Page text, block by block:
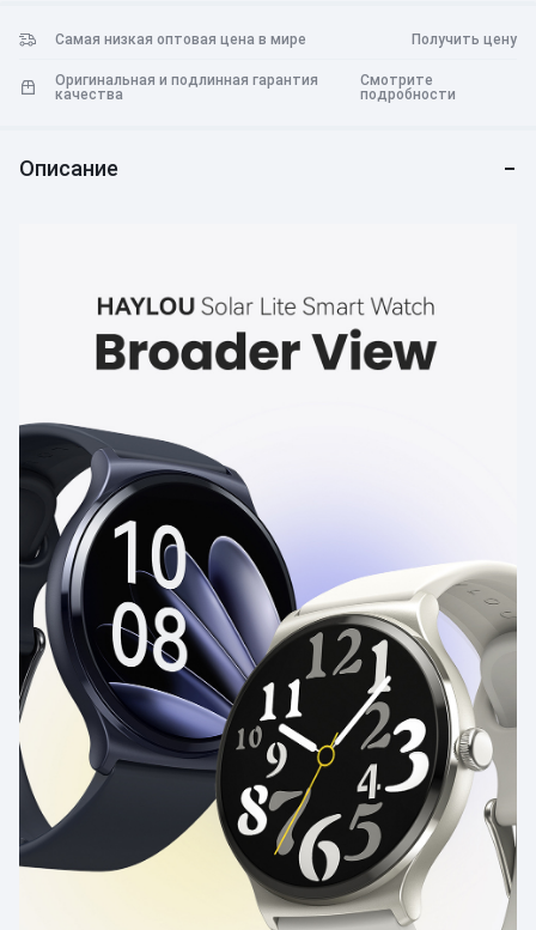
IP68 Водонепроницаемый и пыленепроницаемый
не снимая часов. Просто наслаждайтесь тренировками
Часы автоматически записывают продолжительность,
Lite может динамически отслеживать уровень кислорода в
крови даже в ночное время, предоставляя лучшее
представление о вашем физическом состоянии.
высокоинтенсивных тренировок благодаря
оптимизированному аппаратному оптическому пути и
алгоритму. Он будет вибрировать при обнаружении
высокой частоты пульса с оповещениями о частоте пульса.
Обнаружение стресса в течение всего дня
Обнаружение стресса в течение всего дня поможет вам
лучше сбалансировать работу и учебу. При сильном
стрессе используйте дыхательную тренировку, которая
поможет вам вовремя расслабить тело и разум и
восстановить энергию.
Управление женским
менструальным циклом
Получайте прогнозы и напоминания о предстоящих
фертильных и менструальных периодах. Живите
Самая низкая оптовая цена в мире Получить цену
Оригинальная и подлинная гарантия
качества
Смотрите
подробности
Описание